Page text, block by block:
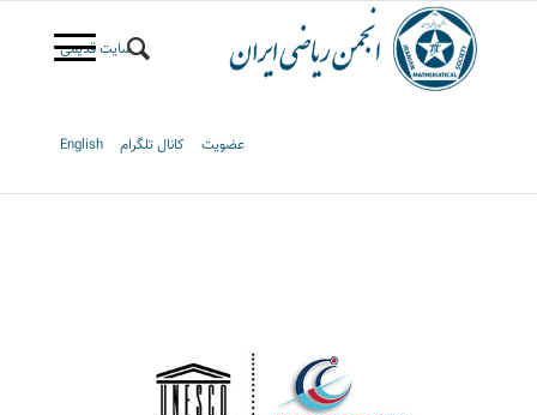
سایت قدیمی
عضویت کانال تلگرام English